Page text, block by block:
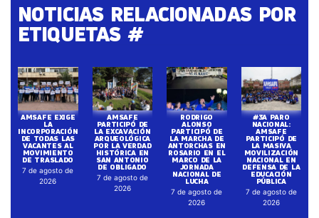
NOTICIAS RELACIONADAS POR
ETIQUETAS #
AMSAFE EXIGE
LA
INCORPORACIÓN
DE TODAS LAS
VACANTES AL
MOVIMIENTO
DE TRASLADO
7 de agosto de
2026
AMSAFE
PARTICIPÓ DE
LA EXCAVACIÓN
ARQUEOLÓGICA
POR LA VERDAD
HISTÓRICA EN
SAN ANTONIO
DE OBLIGADO
7 de agosto de
2026
RODRIGO
ALONSO
PARTICIPÓ DE
LA MARCHA DE
ANTORCHAS EN
ROSARIO EN EL
MARCO DE LA
JORNADA
NACIONAL DE
LUCHA
7 de agosto de
2026
#3A PARO
NACIONAL:
AMSAFE
PARTICIPÓ DE
LA MASIVA
MOVILIZACIÓN
NACIONAL EN
DEFENSA DE LA
EDUCACIÓN
PÚBLICA
7 de agosto de
2026